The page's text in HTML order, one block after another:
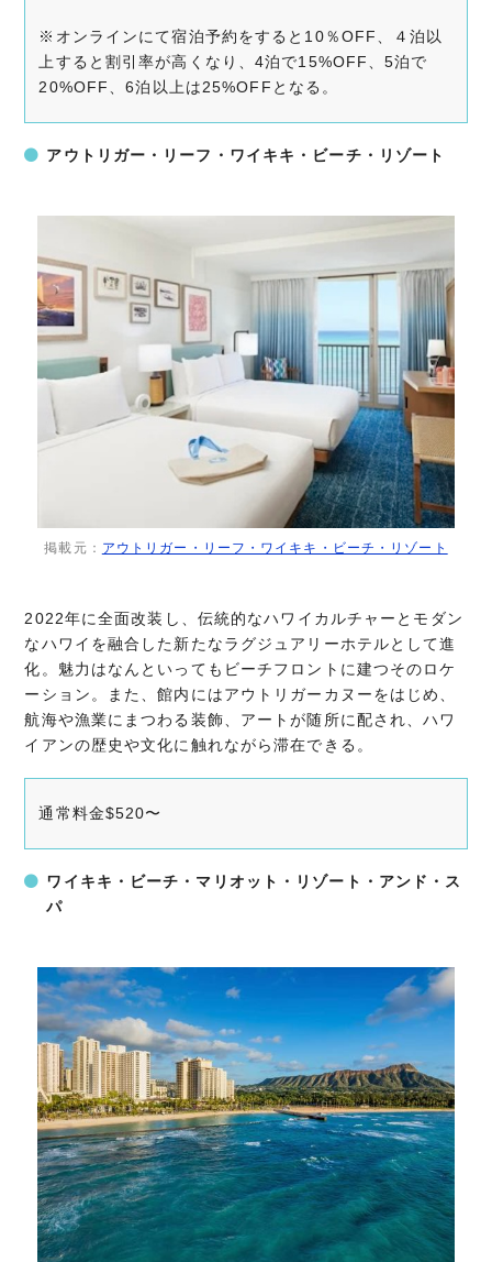
※オンラインにて宿泊予約をすると10％OFF、４泊以
上すると割引率が高くなり、4泊で15%OFF、5泊で
20%OFF、6泊以上は25%OFFとなる。
アウトリガー・リーフ・ワイキキ・ビーチ・リゾート
掲載元： アウトリガー・リーフ・ワイキキ・ビーチ・リゾート
2022年に全面改装し、伝統的なハワイカルチャーとモダン
なハワイを融合した新たなラグジュアリーホテルとして進
化。魅力はなんといってもビーチフロントに建つそのロケ
ーション。また、館内にはアウトリガーカヌーをはじめ、
航海や漁業にまつわる装飾、アートが随所に配され、ハワ
イアンの歴史や文化に触れながら滞在できる。
通常料金$520〜
ワイキキ・ビーチ・マリオット・リゾート・アンド・ス
パ